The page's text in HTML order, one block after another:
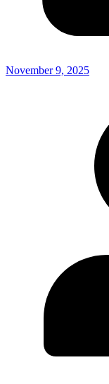
November 9, 2025